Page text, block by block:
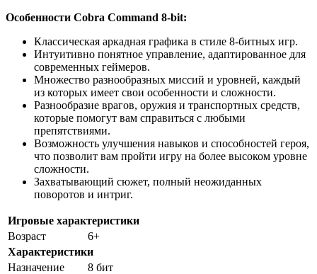
Особенности Cobra Command 8-bit:
Классическая аркадная графика в стиле 8-битных игр.
Интуитивно понятное управление, адаптированное для
современных геймеров.
Множество разнообразных миссий и уровней, каждый
из которых имеет свои особенности и сложности.
Разнообразие врагов, оружия и транспортных средств,
которые помогут вам справиться с любыми
препятствиями.
Возможность улучшения навыков и способностей героя,
что позволит вам пройти игру на более высоком уровне
сложности.
Захватывающий сюжет, полный неожиданных
поворотов и интриг.
Игровые характеристики
Возраст
6+
Характеристики
Назначение
8 бит